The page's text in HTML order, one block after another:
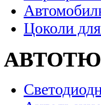
Цоколи